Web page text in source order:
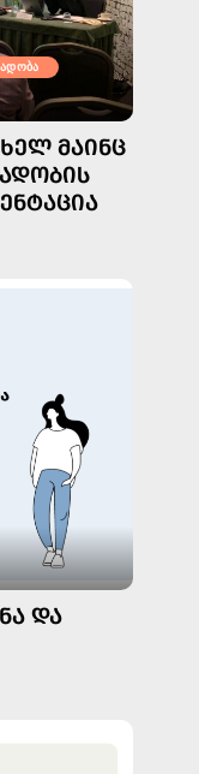
ᲛᲐᲘᲜᲪ
ᲓᲐ